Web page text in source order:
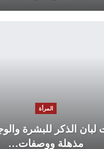
المرأة
مذهلة ووصفات…